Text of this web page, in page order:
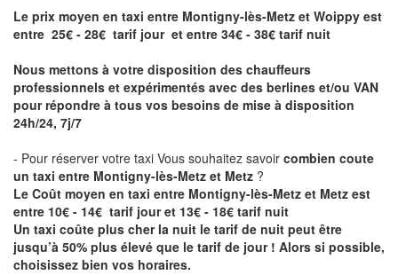
Le prix moyen en taxi entre Montigny-lès-Metz et Woippy est
entre 25€ - 28€ tarif jour et entre 34€ - 38€ tarif nuit
Nous mettons à votre disposition des chauffeurs
professionnels et expérimentés avec des berlines et/ou VAN
pour répondre à tous vos besoins de mise à disposition
24h/24, 7j/7
- Pour réserver votre taxi Vous souhaitez savoir combien coute
un taxi entre Montigny-lès-Metz et Metz ?
Le Coût moyen en taxi entre Montigny-lès-Metz et Metz est
entre 10€ - 14€ tarif jour et 13€ - 18€ tarif nuit
Un taxi coûte plus cher la nuit le tarif de nuit peut être
jusqu’à 50% plus élevé que le tarif de jour ! Alors si possible,
choisissez bien vos horaires.